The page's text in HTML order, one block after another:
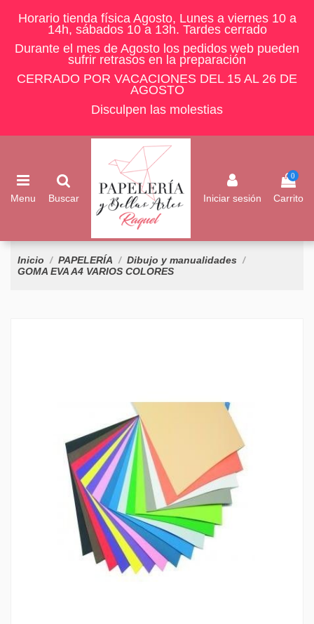
Horario tienda física Agosto, Lunes a viernes 10 a
14h, sábados 10 a 13h. Tardes cerrado
Durante el mes de Agosto los pedidos web pueden
sufrir retrasos en la preparación
CERRADO POR VACACIONES DEL 15 AL 26 DE
AGOSTO
Disculpen las molestias
Menu Buscar Iniciar sesión
0
Carrito
Inicio PAPELERÍA
Dibujo y manualidades
GOMA EVA A4 VARIOS COLORES